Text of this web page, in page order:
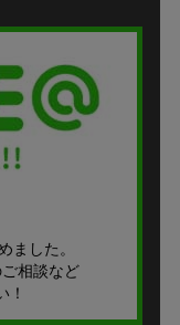
ました。
相談など
！